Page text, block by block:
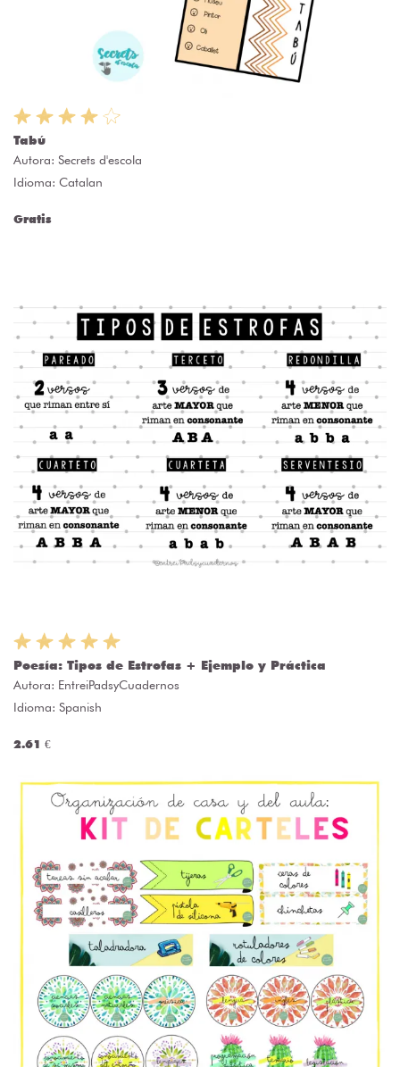
Tabú
Autora: Secrets d'escola
Idioma: Catalan
Gratis
Poesía: Tipos de Estrofas + Ejemplo y Práctica
Autora: EntreiPadsyCuadernos
Idioma: Spanish
2.61 €